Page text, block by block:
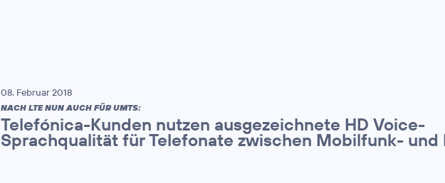
08. Februar 2018
NACH LTE NUN AUCH FÜR UMTS:
Telefónica-Kunden nutzen ausgezeichnete HD Voice-
Sprachqualität für Telefonate zwischen Mobilfunk- und